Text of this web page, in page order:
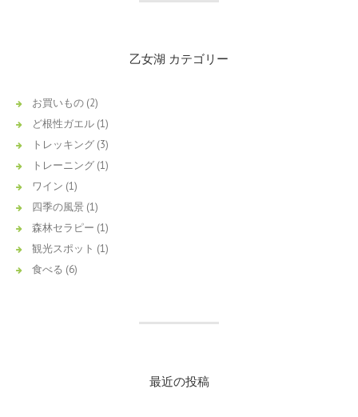
乙女湖 カテゴリー
お買いもの (2)
ど根性ガエル (1)
トレッキング (3)
トレーニング (1)
ワイン (1)
四季の風景 (1)
森林セラピー (1)
観光スポット (1)
食べる (6)
最近の投稿